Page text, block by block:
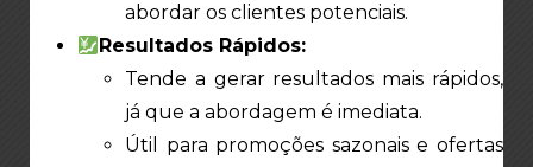
abordar os clientes potenciais.
Resultados Rápidos:
Tende a gerar resultados mais rápidos,
já que a abordagem é imediata.
Útil para promoções sazonais e ofertas